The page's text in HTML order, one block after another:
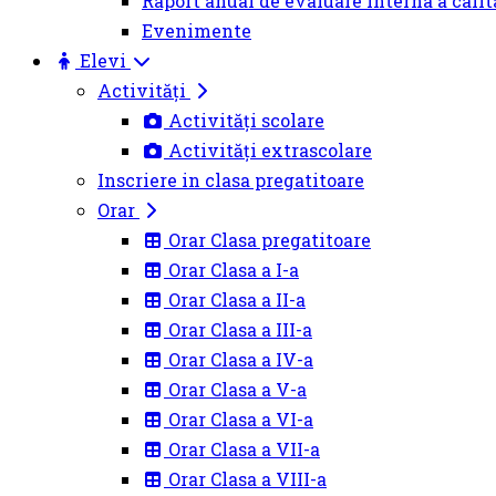
Evenimente
Elevi
Activități
Activități scolare
Activități extrascolare
Inscriere in clasa pregatitoare
Orar
Orar Clasa pregatitoare
Orar Clasa a I-a
Orar Clasa a II-a
Orar Clasa a III-a
Orar Clasa a IV-a
Orar Clasa a V-a
Orar Clasa a VI-a
Orar Clasa a VII-a
Orar Clasa a VIII-a